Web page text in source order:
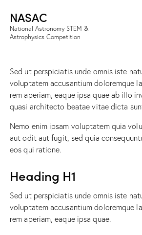
NASAC
National Astronomy STEM &
Astrophysics Competition
Sed ut perspiciatis unde omnis iste
voluptatem accusantium doloremque
rem aperiam, eaque ipsa quae ab illo
quasi architecto beatae vitae dicta
Nemo enim ipsam voluptatem quia
aut odit aut fugit, sed quia
eos qui ratione.
Heading H1
Sed ut perspiciatis unde omnis iste
voluptatem accusantium doloremque
rem aperiam, eaque ipsa quae.